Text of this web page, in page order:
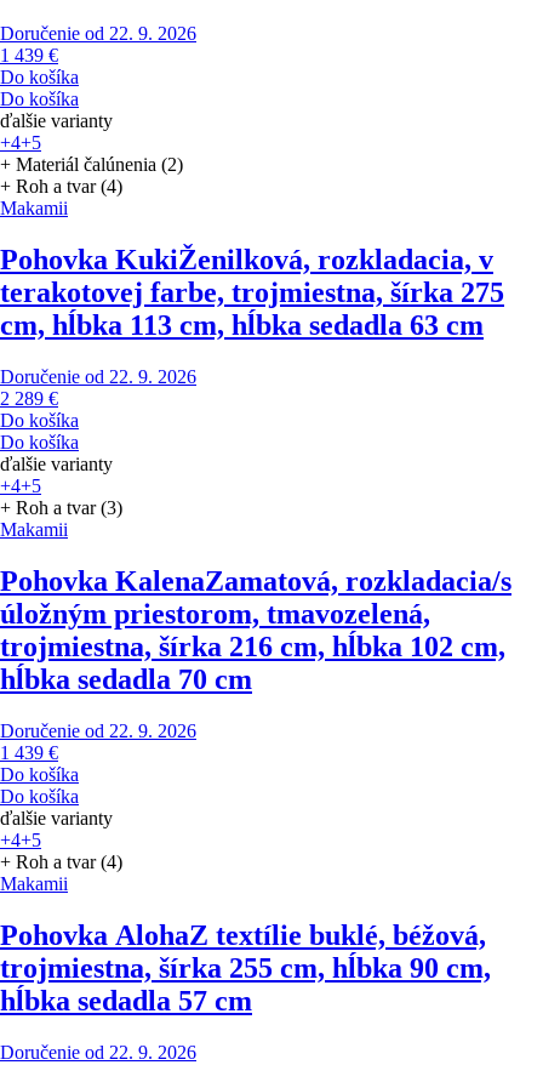
Doručenie od 22. 9. 2026
1 439 €
Do košíka
Do košíka
ďalšie varianty
+4+5
+ Materiál čalúnenia (2)
+ Roh a tvar (4)
Makamii
Pohovka KukiŽenilková, rozkladacia, v
terakotovej farbe, trojmiestna, šírka 275
cm, hĺbka 113 cm, hĺbka sedadla 63 cm
Doručenie od 22. 9. 2026
2 289 €
Do košíka
Do košíka
ďalšie varianty
+4+5
+ Roh a tvar (3)
Makamii
Pohovka KalenaZamatová, rozkladacia/s
úložným priestorom, tmavozelená,
trojmiestna, šírka 216 cm, hĺbka 102 cm,
hĺbka sedadla 70 cm
Doručenie od 22. 9. 2026
1 439 €
Do košíka
Do košíka
ďalšie varianty
+4+5
+ Roh a tvar (4)
Makamii
Pohovka AlohaZ textílie buklé, béžová,
trojmiestna, šírka 255 cm, hĺbka 90 cm,
hĺbka sedadla 57 cm
Doručenie od 22. 9. 2026